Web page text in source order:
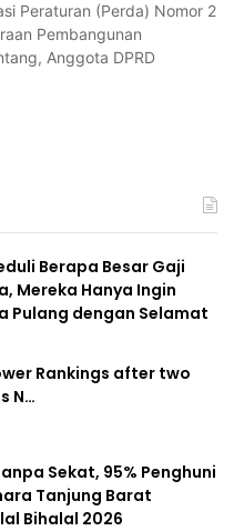
Peraturan (Perda) Nomor 2
Pembangunan
Anggota DPRD
Berapa Besar Gaji
Mereka Hanya Ingin
Pulang dengan Selamat
Rankings after two
N…
Sekat, 95% Penghuni
Tanjung Barat
Bihalal 2026